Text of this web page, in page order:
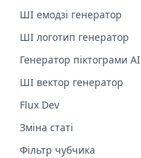
ШІ емодзі генератор
ШІ логотип генератор
Генератор піктограми AI
ШІ вектор генератор
Flux Dev
Зміна статі
Фільтр чубчика